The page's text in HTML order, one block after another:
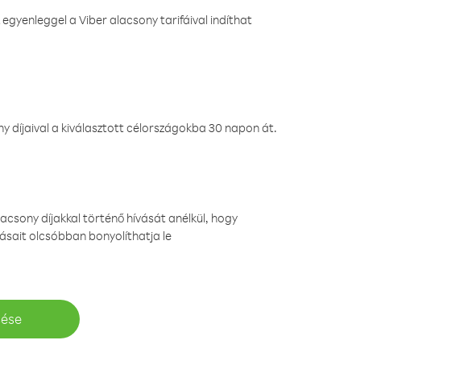
egyenleggel a Viber alacsony tarifáival indíthat
díjaival a kiválasztott célországokba 30 napon át.
díjakkal történő hívását anélkül, hogy
olcsóbban bonyolíthatja le